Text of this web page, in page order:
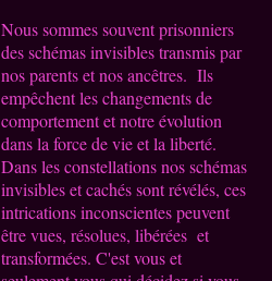
Nous sommes souvent prisonniers
des schémas invisibles transmis par
nos parents et nos ancêtres. Ils
empêchent les changements de
comportement et notre évolution
dans la force de vie et la liberté.
Dans les constellations nos schémas
invisibles et cachés sont révélés, ces
intrications inconscientes peuvent
être vues, résolues, libérées et
transformées. C'est vous et